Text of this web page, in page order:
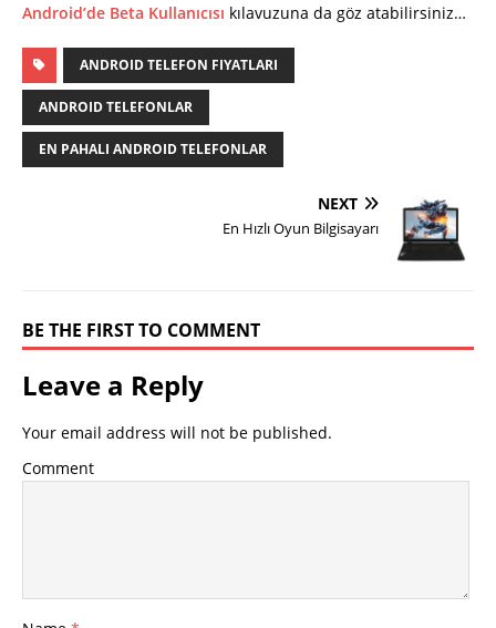
Android’de Beta Kullanıcısı kılavuzuna da göz atabilirsiniz…
ANDROID TELEFON FIYATLARI
ANDROID TELEFONLAR
EN PAHALI ANDROID TELEFONLAR
NEXT
En Hızlı Oyun Bilgisayarı
BE THE FIRST TO COMMENT
Leave a Reply
Your email address will not be published.
Comment